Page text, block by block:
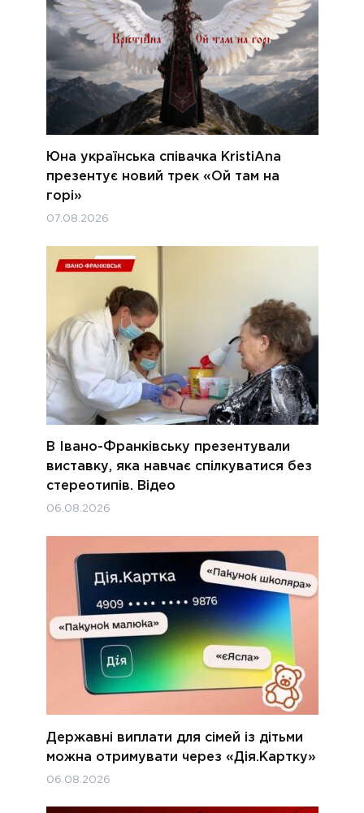
Юна українська співачка KristiAna
презентує новий трек «Ой там на
горі»
07.08.2026
В Івано-Франківську презентували
виставку, яка навчає спілкуватися без
стереотипів. Відео
06.08.2026
Державні виплати для сімей із дітьми
можна отримувати через «Дія.Картку»
06.08.2026